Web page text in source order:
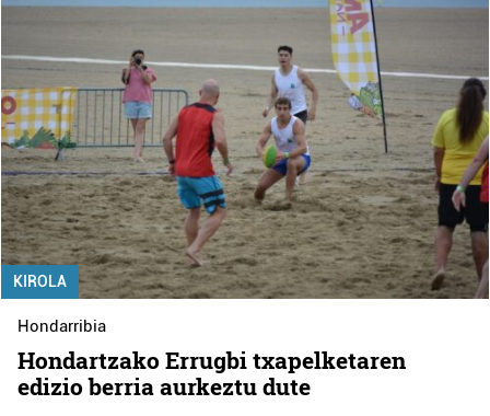
KIROLA
Hondarribia
Hondartzako Errugbi txapelketaren
edizio berria aurkeztu dute